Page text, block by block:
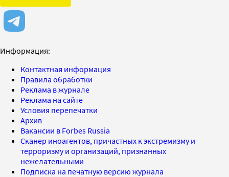
Информация:
Контактная информация
Правила обработки
Реклама в журнале
Реклама на сайте
Условия перепечатки
Архив
Вакансии в Forbes Russia
Сканер иноагентов, причастных к экстремизму и
терроризму и организаций, признанных
нежелательными
Подписка на печатную версию журнала